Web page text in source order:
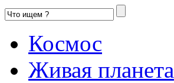
Космос
Живая планета